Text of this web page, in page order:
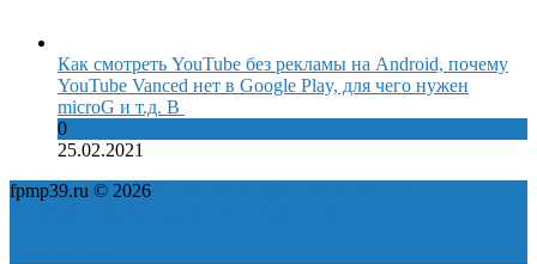
Как смотреть YouTube без рекламы на Android, почему
YouTube Vanced нет в Google Play, для чего нужен
microG и т.д. В
0
25.02.2021
fpmp39.ru © 2026